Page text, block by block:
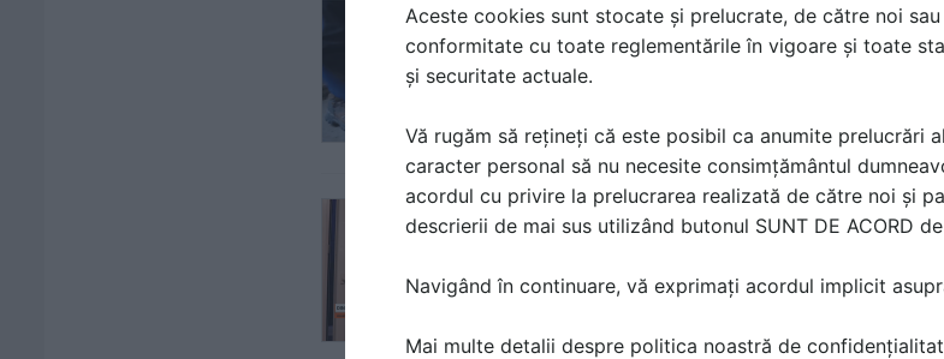
Șapă termoizolantă ușoară. Uite
| TIP: EXECUTIE, MONTAJ
Nu mai scapi de mucegai... Uite
| TIP: LUCRARI, PROIECTE
Aceste cookies sunt stocate și prelucrate, de către noi
conformitate cu toate reglementările în vigoare și toate
și securitate actuale.
Vă rugăm să rețineți că este posibil ca anumite prelucrări
caracter personal să nu necesite consimțământul
acordul cu privire la prelucrarea realizată de către noi și
descrierii de mai sus utilizând butonul SUNT DE ACORD
Navigând în continuare, vă exprimați acordul implicit
Mai multe detalii despre politica noastră de